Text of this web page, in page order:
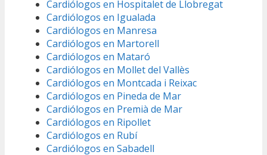
Cardiólogos en Hospitalet de Llobregat
Cardiólogos en Igualada
Cardiólogos en Manresa
Cardiólogos en Martorell
Cardiólogos en Mataró
Cardiólogos en Mollet del Vallès
Cardiólogos en Montcada i Reixac
Cardiólogos en Pineda de Mar
Cardiólogos en Premià de Mar
Cardiólogos en Ripollet
Cardiólogos en Rubí
Cardiólogos en Sabadell